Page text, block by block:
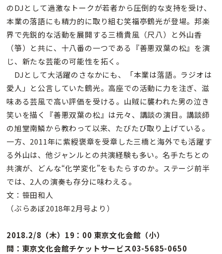
のDJとして過激なトークが若者から圧倒的な支持を受け、
本業の落語にも精力的に取り組む笑福亭鶴光が登場。邦楽
界で先鋭的な活動を展開する三橋貴風（尺八）と外山香
（箏）と共に、十八番の一つである『善悪双葉の松』を演
じ、新たな芸能の可能性を拓く。
DJとして大活躍のさなかにも、「本業は落語。ラジオは
愛人」と公言していた鶴光。高座での活動に力を注ぎ、滋
味ある芸風で高い評価を受ける。山賊に襲われた男の泣き
笑いを描く『善悪双葉の松』は元々、講談の演目。講談師
の旭堂南鱗から教わって以来、たびたび取り上げている。
一方、2011年に紫綬褒章を受章した三橋と海外でも活躍す
る外山は、他ジャンルとの共演経験も多い。名手たちとの
共演が、どんな“化学変化”をもたらすのか。ステージ前半
では、2人の演奏も存分に味わえる。
文：笹田和人
（ぶらあぼ2018年2月号より）
2018.2/8（木）19：00 東京文化会館（小）
問：東京文化会館チケットサービス03-5685-0650